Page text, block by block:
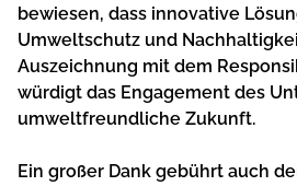
bewiesen, dass innovative
Umweltschutz und
Auszeichnung mit dem
würdigt das Engagement des
umweltfreundliche Zukunft.
Ein großer Dank gebührt auch